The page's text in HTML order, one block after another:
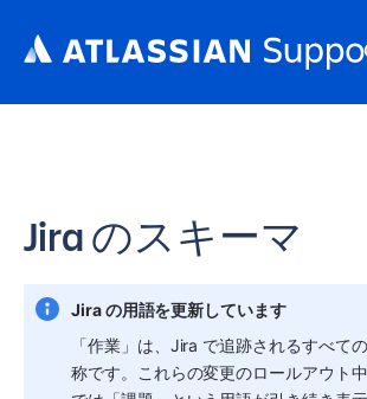
Jira のスキーマ
Jira の用語を更新しています
「作業」は、Jira で追跡されるすべて
称です。これらの変更のロールアウト